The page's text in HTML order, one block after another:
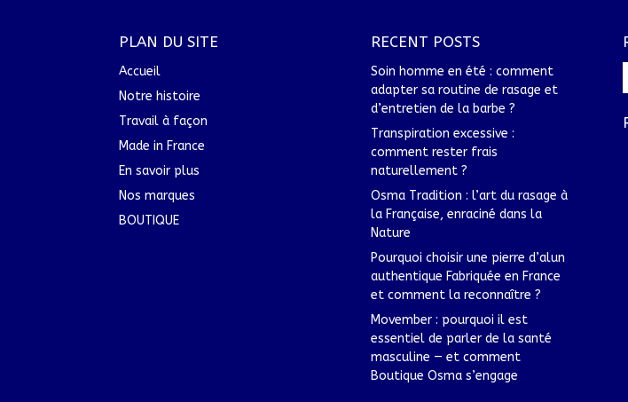
PLAN DU SITE
Accueil
Notre histoire
Travail à façon
Made in France
En savoir plus
Nos marques
BOUTIQUE
RECENT POSTS
Soin homme en été : comment
adapter sa routine de rasage et
d’entretien de la barbe ?
Transpiration excessive :
comment rester frais
naturellement ?
Osma Tradition : l’art du rasage à
la Française, enraciné dans la
Nature
Pourquoi choisir une pierre d’alun
authentique Fabriquée en France
et comment la reconnaître ?
Movember : pourquoi il est
essentiel de parler de la santé
masculine — et comment
Boutique Osma s’engage